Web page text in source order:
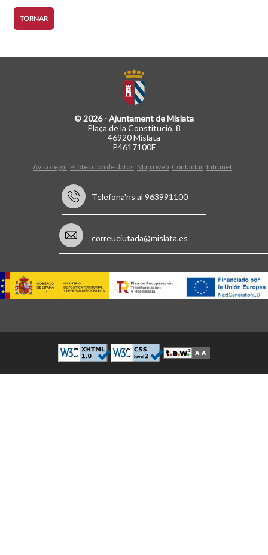
TORNAR
© 2026 - Ajuntament de Mislata
Plaça de la Constitució, 8
46920 Mislata
P4617100E
Aviso legal Protección de datos Mapa web Contactar Intranet
Telefona'ns al 963991100
correuciutada@mislata.es